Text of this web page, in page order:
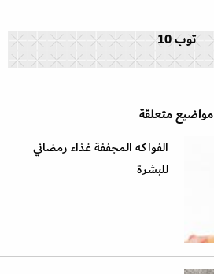
توب 10
مواضيع متعلقة
الفواكه المجففة غذاء رمضاني
للبشرة